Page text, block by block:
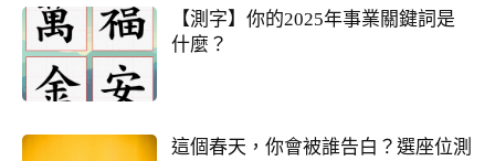
【測字】你的2025年事業關鍵詞是
什麼？
這個春天，你會被誰告白？選座位測